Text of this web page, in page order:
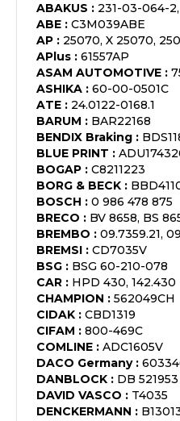
ABAKUS : 231-03-064-
ABE : C3M039ABE
AP : 25070, X 25070,
APlus : 61557AP
ASAM AUTOMOTIVE :
ASHIKA : 60-00-0501C
ATE : 24.0122-0168.1
BARUM : BAR22168
BENDIX Braking :
BLUE PRINT :
BOGAP : C8211223
BORG & BECK :
BOSCH : 0 986 478 875
BRECO : BV 8658, BS
BREMBO : 09.7359.21,
BREMSI : CD7035V
BSG : BSG 60-210-078
CAR : HPD 430, 142.430
CHAMPION : 562049CH
CIDAK : CBD1319
CIFAM : 800-469C
COMLINE : ADC1605V
DACO Germany:
DANBLOCK : DB 521953
DAVID VASCO : T4035
DENCKERMANN :